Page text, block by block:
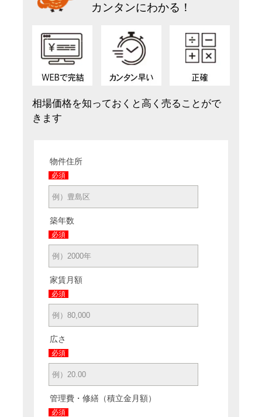
カンタンにわかる！
相場価格を知っておくと高く売ることがで
きます
物件住所
必須
築年数
必須
家賃月額
必須
広さ
必須
管理費・修繕（積立金月額）
必須